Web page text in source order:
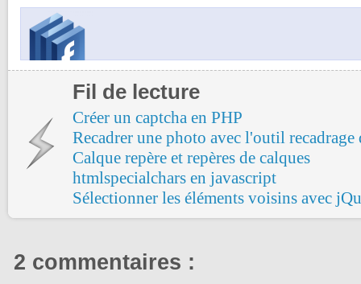
Fil de lecture
Créer un captcha en PHP
Recadrer une photo avec l'outil recadrage
Calque repère et repères de calques
htmlspecialchars en javascript
Sélectionner les éléments voisins avec
2 commentaires :